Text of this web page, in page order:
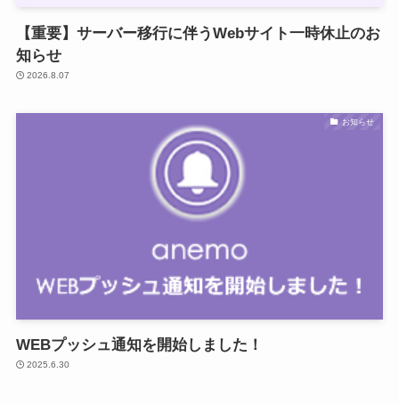
【重要】サーバー移行に伴うWebサイト一時休止のお
知らせ
2026.8.07
お知らせ
WEBプッシュ通知を開始しました！
2025.6.30